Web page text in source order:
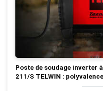
Poste de soudage inverter
211/S TELWIN :